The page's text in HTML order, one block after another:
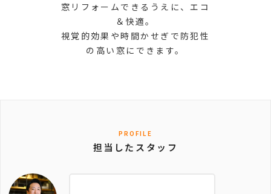
窓リフォームできるうえに、エコ
＆快適。
視覚的効果や時間かせぎで防犯性
の高い窓にできます。
PROFILE
担当したスタッフ